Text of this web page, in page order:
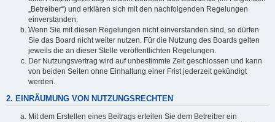
„Betreiber“) und erklären sich mit den nachfolgenden Regelungen
einverstanden.
Wenn Sie mit diesen Regelungen nicht einverstanden sind, so dürfen
Sie das Board nicht weiter nutzen. Für die Nutzung des Boards gelten
jeweils die an dieser Stelle veröffentlichten Regelungen.
Der Nutzungsvertrag wird auf unbestimmte Zeit geschlossen und kann
von beiden Seiten ohne Einhaltung einer Frist jederzeit gekündigt
werden.
2. EINRÄUMUNG VON NUTZUNGSRECHTEN
Mit dem Erstellen eines Beitrags erteilen Sie dem Betreiber ein